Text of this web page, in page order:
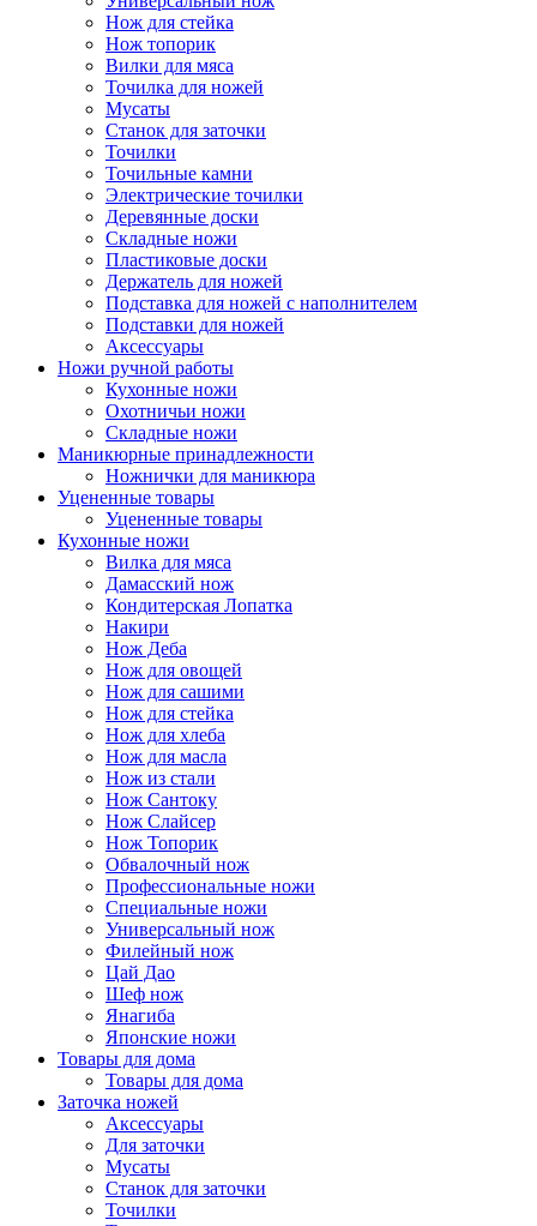
Нож для стейка
Нож топорик
Вилки для мяса
Точилка для ножей
Мусаты
Станок для заточки
Точилки
Точильные камни
Электрические точилки
Деревянные доски
Складные ножи
Пластиковые доски
Держатель для ножей
Подставка для ножей с наполнителем
Подставки для ножей
Аксессуары
Ножи ручной работы
Кухонные ножи
Охотничьи ножи
Складные ножи
Маникюрные принадлежности
Ножнички для маникюра
Уцененные товары
Уцененные товары
Кухонные ножи
Вилка для мяса
Дамасский нож
Кондитерская Лопатка
Накири
Нож Деба
Нож для овощей
Нож для сашими
Нож для стейка
Нож для хлеба
Нож для масла
Нож из стали
Нож Сантоку
Нож Слайсер
Нож Топорик
Обвалочный нож
Профессиональные ножи
Специальные ножи
Универсальный нож
Филейный нож
Цай Дао
Шеф нож
Янагиба
Японские ножи
Товары для дома
Товары для дома
Заточка ножей
Аксессуары
Для заточки
Мусаты
Станок для заточки
Точилки